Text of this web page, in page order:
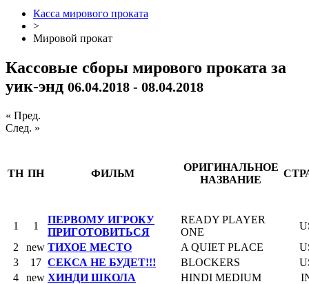
Касса мирового проката
>
Мировой прокат
Кассовые сборы мирового проката за
уик-энд 06.04.2018 - 08.04.2018
« Пред.
След. »
ТН ПН ФИЛЬМ
ОРИГИНАЛЬНОЕ
НАЗВАНИЕ
1 1
ПЕРВОМУ ИГРОКУ
ПРИГОТОВИТЬСЯ
READY PLAYER
ONE
2
new ТИХОЕ МЕСТО A QUIET PLACE
3
17 СЕКСА НЕ БУДЕТ!!! BLOCKERS
4
new ХИНДИ ШКОЛА HINDI MEDIUM